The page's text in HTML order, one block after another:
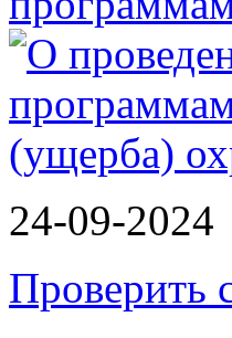
24-09-2024
Проверить